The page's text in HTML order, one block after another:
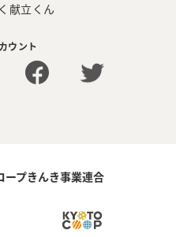
献立くん
ウント
ープきんき事業連合